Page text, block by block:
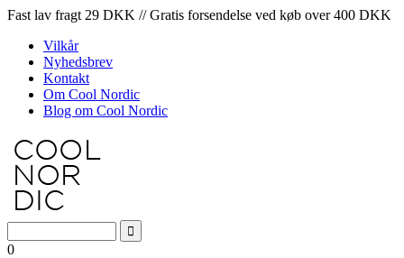
Fast lav fragt 29 DKK // Gratis forsendelse ved køb over 400 DKK
Vilkår
Nyhedsbrev
Kontakt
Om Cool Nordic
Blog om Cool Nordic
0